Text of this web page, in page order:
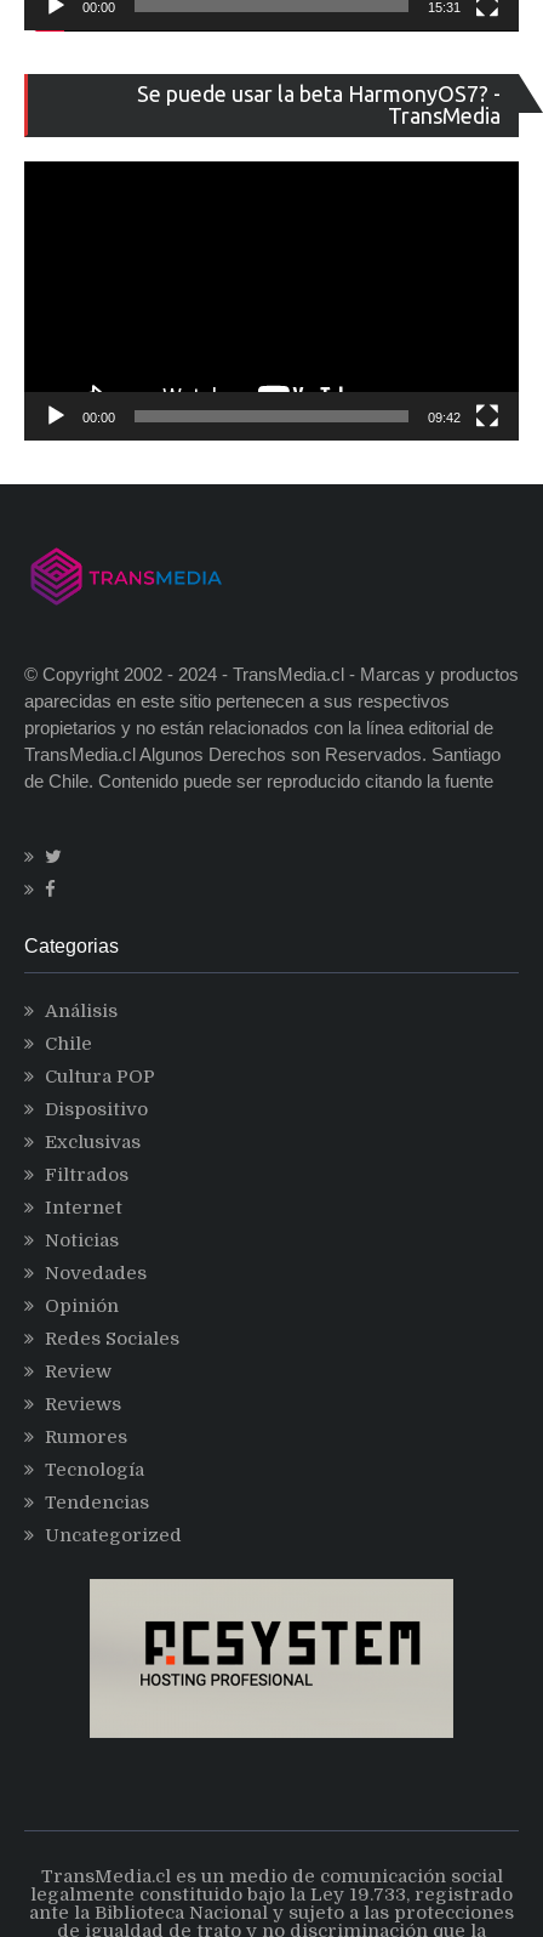
00:00 15:31
Se puede usar la beta HarmonyOS7? -
TransMedia
de
00:00 09:42
© Copyright 2002 - 2024 - TransMedia.cl - Marcas y productos
aparecidas en este sitio pertenecen a sus respectivos
propietarios y no están relacionados con la línea editorial de
TransMedia.cl Algunos Derechos son Reservados. Santiago
de Chile. Contenido puede ser reproducido citando la fuente
Categorias
Análisis
Chile
Cultura POP
Dispositivo
Exclusivas
Filtrados
Internet
Noticias
Novedades
Opinión
Redes Sociales
Review
Reviews
Rumores
Tecnología
Tendencias
Uncategorized
TransMedia.cl es un medio de comunicación social
legalmente constituido bajo la Ley 19.733, registrado
ante la Biblioteca Nacional y sujeto a las protecciones
de igualdad de trato y no discriminación que la